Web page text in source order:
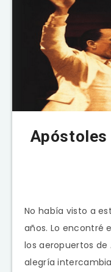
No había visto a
años. Lo encontré
los aeropuertos de
alegría